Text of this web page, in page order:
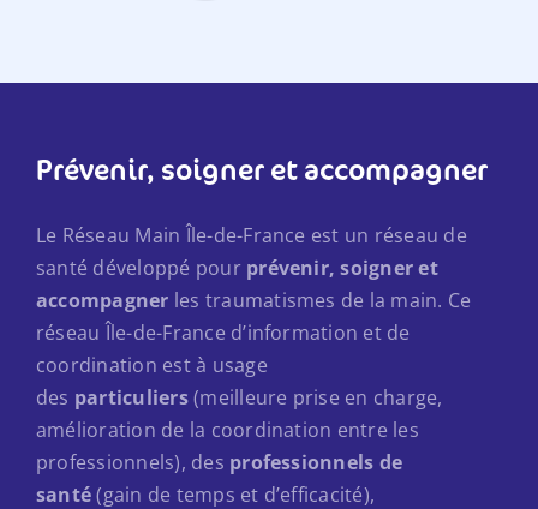
Prévenir, soigner et accompagner
Le Réseau Main Île-de-France est un réseau de
santé développé pour prévenir, soigner et
accompagner les traumatismes de la main. Ce
réseau Île-de-France d’information et de
coordination est à usage
des particuliers(meilleure prise en charge,
amélioration de la coordination entre les
professionnels), des professionnels de
santé(gain de temps et d’efficacité),